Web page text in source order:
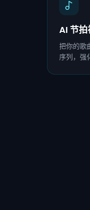
AI 节
把你的歌
序列，强